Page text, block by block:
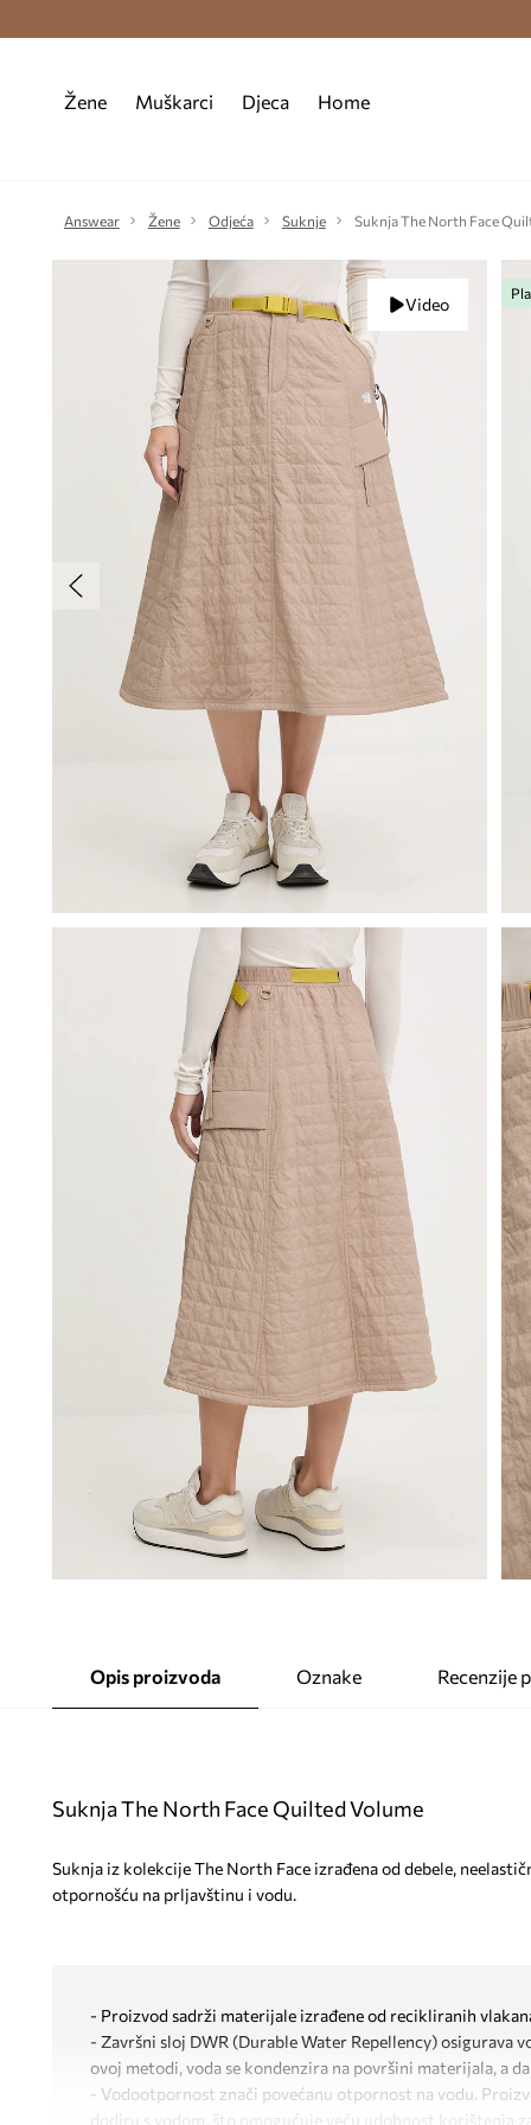
Besplatna
Žene Muškarci Djeca Home
Answear Žene Odjeća Suknje Suknja The North Face
Video
Opis proizvoda Oznake Recenzije
Suknja The North Face Quilted Volume
Suknja iz kolekcije The North Face izrađena od debele,
otpornošću na prljavštinu i vodu.
- Proizvod sadrži materijale izrađene od recikliranih
- Završni sloj DWR (Durable Water Repellency) osigurava
ovoj metodi, voda se kondenzira na površini materijala, a
- Vodootpornost znači povećanu otpornost na vodu.
dodiru s vodom, što omogućuje veću udobnost korištenja